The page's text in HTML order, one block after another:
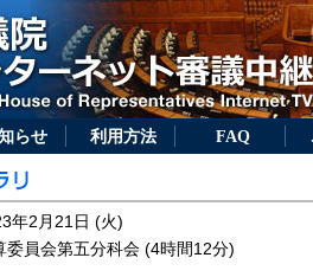
らせ 利用方法 FAQ
年2月21日 (火)
委員会第五分科会 (4時間12分)